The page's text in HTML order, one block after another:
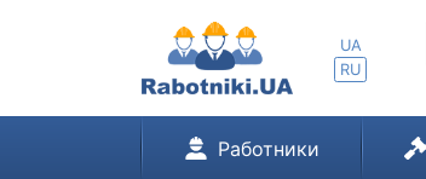
UA
RU
Работники